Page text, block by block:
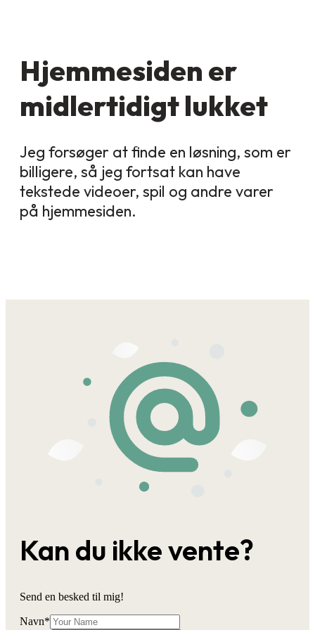
Hjemmesiden er
midlertidigt lukket
Jeg forsøger at finde en løsning, som er
billigere, så jeg fortsat kan have
tekstede videoer, spil og andre varer
på hjemmesiden.
Kan du ikke vente?
Send en besked til mig!
Navn*